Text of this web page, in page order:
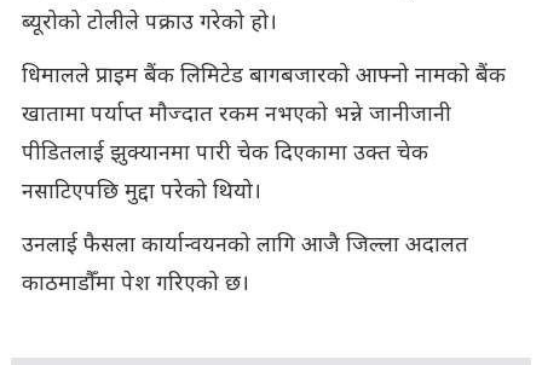
ब्यूरोको टोलीले पक्राउ गरेको हो।
धिमालले प्राइम बैंक लिमिटेड बागबजारको आफ्नो नामको बैंक
खातामा पर्याप्त मौज्दात रकम नभएको भन्ने जानीजानी
पीडितलाई झुक्यानमा पारी चेक दिएकामा उक्त चेक
नसाटिएपछि मुद्दा परेको थियो।
उनलाई फैसला कार्यान्वयनको लागि आजै जिल्ला अदालत
काठमाडौँमा पेश गरिएको छ।